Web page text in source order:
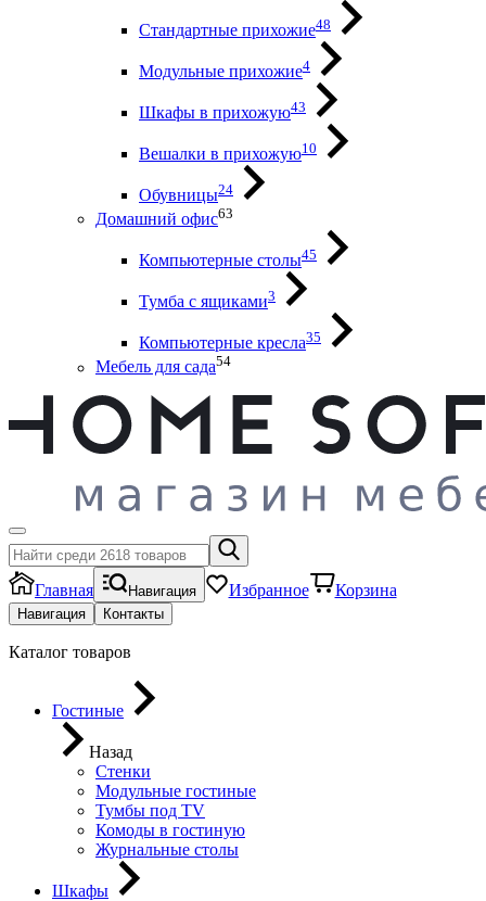
Стандартные прихожие48
Модульные прихожие4
Шкафы в прихожую43
Вешалки в прихожую10
Обувницы24
Домашний офис63
Компьютерные столы45
Тумба с ящиками3
Компьютерные кресла35
Мебель для сада54
Главная Навигация Избранное Корзина
Навигация Контакты
Каталог товаров
Гостиные
Назад
Стенки
Модульные гостиные
Тумбы под ТV
Комоды в гостиную
Журнальные столы
Шкафы